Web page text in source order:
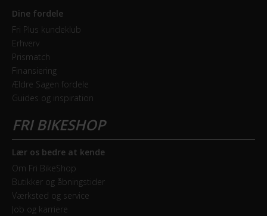
Dine fordele
Fri Plus kundeklub
Erhverv
Prismatch
Finansiering
Ældre Sagen fordele
Guides og inspiration
Lær os bedre at kende
Om Fri BikeShop
Butikker og åbningstider
Værksted og service
Job og karriere